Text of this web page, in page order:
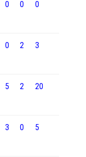
0 0 0
0 2 3
5 2 20
3 0 5